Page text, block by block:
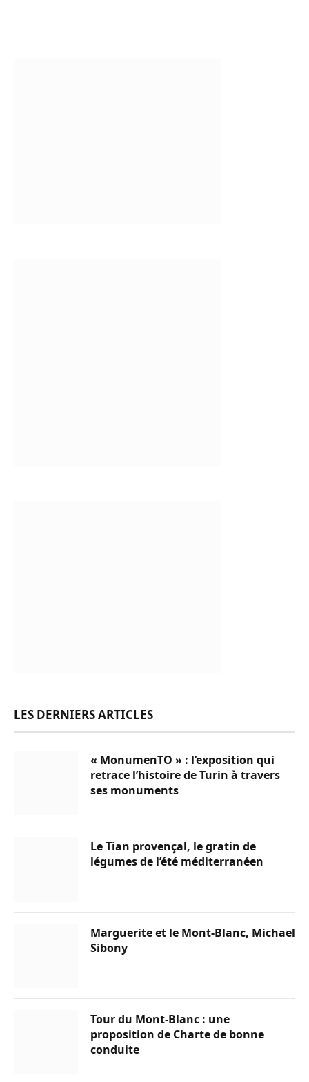
LES DERNIERS ARTICLES
« MonumenTO » : l’exposition qui
retrace l’histoire de Turin à travers
ses monuments
Le Tian provençal, le gratin de
légumes de l’été méditerranéen
Marguerite et le Mont-Blanc, Michael
Sibony
Tour du Mont-Blanc : une
proposition de Charte de bonne
conduite